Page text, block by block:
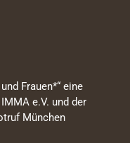
Frauen*“ eine
e.V. und der
München